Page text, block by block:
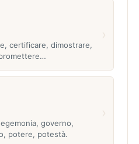
certificare, dimostrare,
governo,
potere, potestà.